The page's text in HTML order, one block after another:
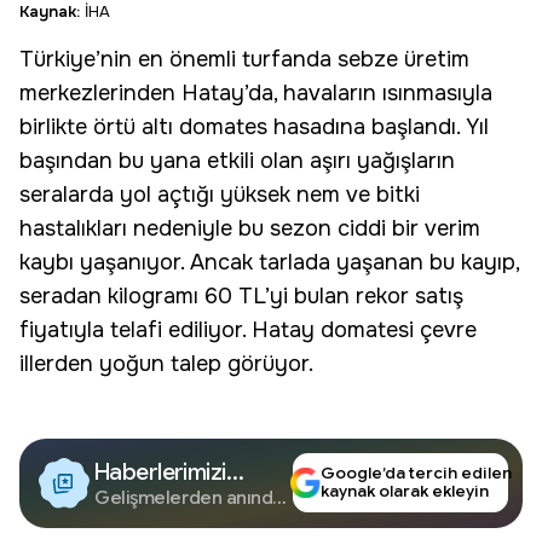
Kaynak: İHA
Türkiye’nin en önemli turfanda sebze üretim
merkezlerinden Hatay’da, havaların ısınmasıyla
birlikte örtü altı domates hasadına başlandı. Yıl
başından bu yana etkili olan aşırı yağışların
seralarda yol açtığı yüksek nem ve bitki
hastalıkları nedeniyle bu sezon ciddi bir verim
kaybı yaşanıyor. Ancak tarlada yaşanan bu kayıp,
seradan kilogramı 60 TL’yi bulan rekor satış
fiyatıyla telafi ediliyor. Hatay domatesi çevre
illerden yoğun talep görüyor.
Haberlerimizi
Google'da Takip
Edin
Gelişmelerden anında
Google’da tercih edilen
kaynak olarak ekleyin